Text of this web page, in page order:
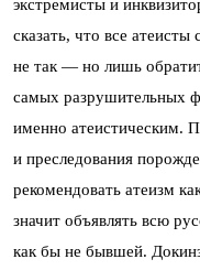
экстремисты и
сказать, что все
не так — но лишь
самых разрушительных
именно атеистическим.
и преследования
рекомендовать атеизм
значит объявлять всю
как бы не бывшей.